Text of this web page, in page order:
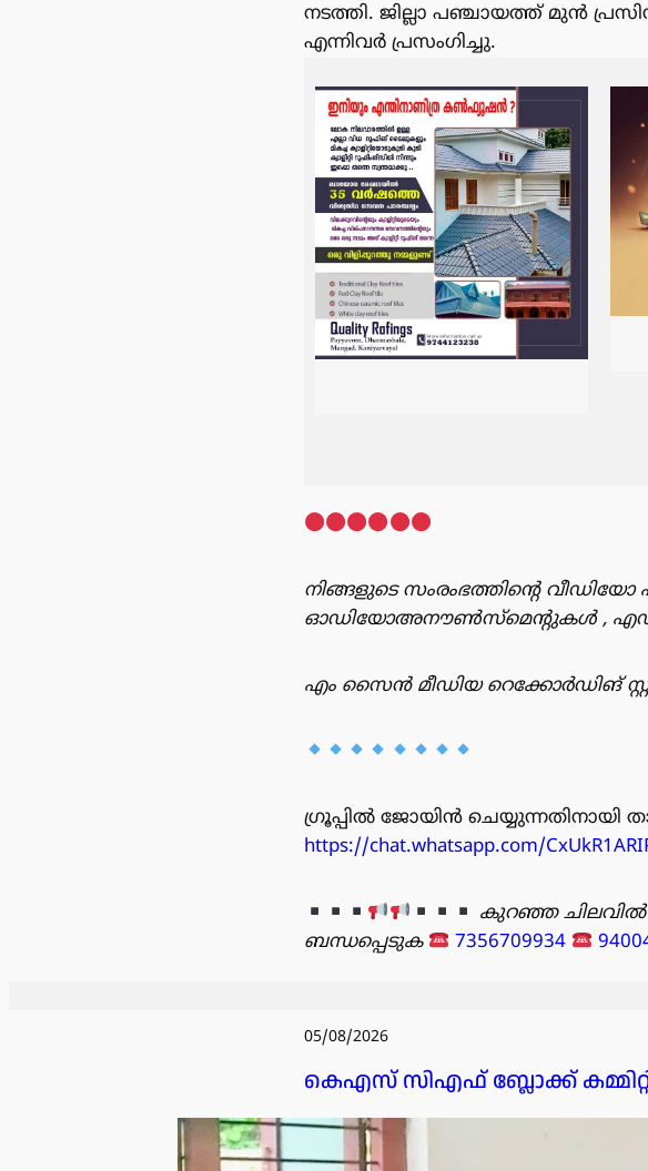
നടത്തി. ജില്ലാ പഞ്ചായത്ത് മുൻ
എന്നിവർ പ്രസംഗിച്ചു.
നിങ്ങളുടെ സംരംഭത്തിൻ്റെ
ഓഡിയോഅനൗൺസ്‌മെന്റുകൾ ,
എം സൈൻ മീഡിയ റെക്കോർഡിങ്
ഗ്രൂപ്പിൽ ജോയിൻ ചെയ്യുന്നതിനായി
https://chat.whatsapp.com/
കുറഞ്ഞ ചിലവിൽ
ബന്ധപ്പെടുക
7356709934
05/08/2026
കെഎസ് സിഎഫ് ബ്ലോക്ക്